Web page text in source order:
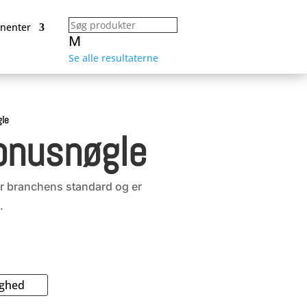
M
Se alle resultaterne
branchens standard og er